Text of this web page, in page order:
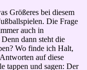
Größeres bei diesem
Die Frage
auch in
dann steht die
Wo finde ich Halt,
auf diese
tappen und sagen: Der